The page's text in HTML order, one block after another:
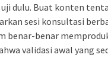
uji dulu. Buat konten
sesi konsultasi
benar-benar
validasi awal yang